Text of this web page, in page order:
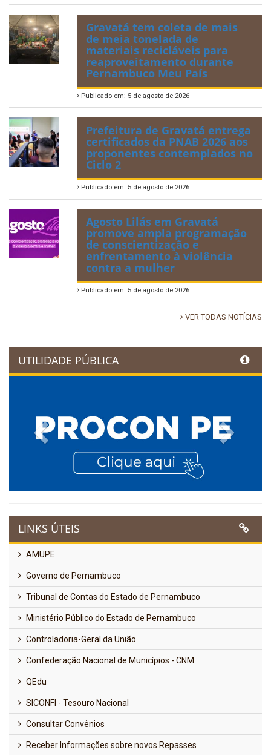
Gravatá tem coleta de mais
de meia tonelada de
materiais recicláveis para
reaproveitamento durante
Pernambuco Meu País
Publicado em: 5 de agosto de 2026
Prefeitura de Gravatá entrega
certificados da PNAB 2026 aos
proponentes contemplados no
Ciclo 2
Publicado em: 5 de agosto de 2026
Agosto Lilás em Gravatá
promove ampla programação
de conscientização e
enfrentamento à violência
contra a mulher
Publicado em: 5 de agosto de 2026
VER TODAS NOTÍCIAS
UTILIDADE PÚBLICA
Previous
LINKS ÚTEIS
AMUPE
Governo de Pernambuco
Tribunal de Contas do Estado de Pernambuco
Ministério Público do Estado de Pernambuco
Controladoria-Geral da União
Confederação Nacional de Municípios - CNM
QEdu
SICONFI - Tesouro Nacional
Consultar Convênios
Receber Informações sobre novos Repasses